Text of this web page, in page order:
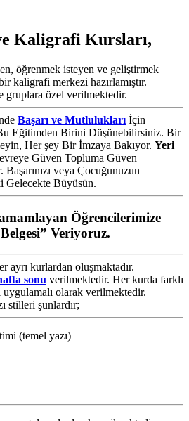
Kaligrafi Kursları,
öğrenmek isteyen ve geliştirmek
kaligrafi merkezi hazırlamıştır.
gruplara özel verilmektedir.
Başarı ve Mutlulukları İçin
Eğitimden Birini Düşünebilirsiniz. Bir
Her şey Bir İmzaya Bakıyor. Yeri
Güven Topluma Güven
veya Çocuğunuzun
Gelecekte Büyüsün.
Öğrencilerimize
Veriyoruz.
ayrı kurlardan oluşmaktadır.
sonu verilmektedir. Her kurda farklı
olarak verilmektedir.
stilleri şunlardır;
(temel yazı)